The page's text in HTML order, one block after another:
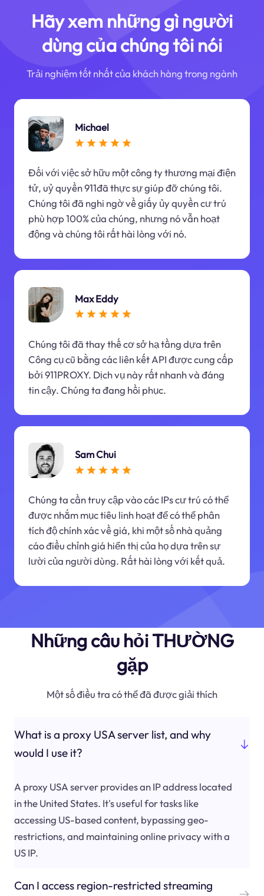
Hãy xem những gì người
dùng của chúng tôi nói
Trải nghiệm tốt nhất của khách hàng trong ngành
Michael
Đối với việc sở hữu một công ty thương mại điện
tử, uỷ quyền 911đã thực sự giúp đỡ chúng tôi.
Chúng tôi đã nghi ngờ về giấy ủy quyền cư trú
phù hợp 100% của chúng, nhưng nó vẫn hoạt
động và chúng tôi rất hài lòng với nó.
Max Eddy
Chúng tôi đã thay thế cơ sở hạ tầng dựa trên
Công cụ cũ bằng các liên kết API được cung cấp
bởi 911PROXY. Dịch vụ này rất nhanh và đáng
tin cậy. Chúng ta đang hồi phục.
Sam Chui
Chúng ta cần truy cập vào các IPs cư trú có thể
được nhắm mục tiêu linh hoạt để có thể phân
tích độ chính xác về giá, khi một số nhà quảng
cáo điều chỉnh giá hiển thị của họ dựa trên sự
lười của người dùng. Rất hài lòng với kết quả.
Những câu hỏi THƯỜNG
gặp
Một số điều tra có thể đã được giải thích
What is a proxy USA server list, and why
would I use it?
A proxy USA server provides an IP address located
in the United States. It's useful for tasks like
accessing US-based content, bypassing geo-
restrictions, and maintaining online privacy with a
US IP.
Can I access region-restricted streaming